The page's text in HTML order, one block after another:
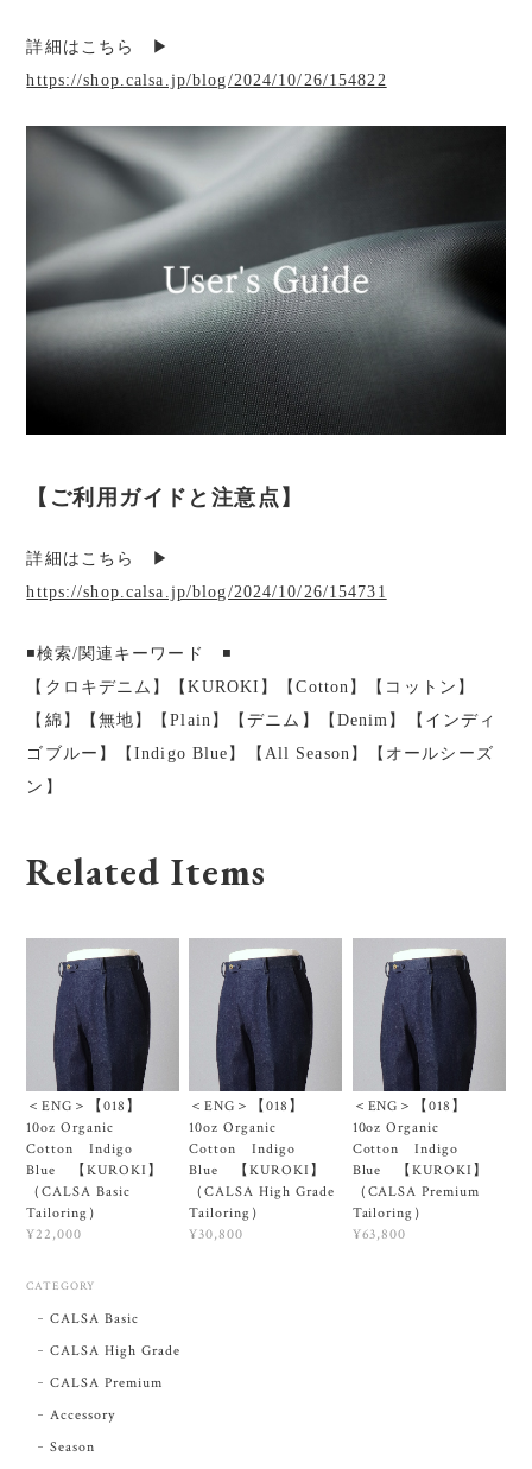
詳細はこちら ▶︎
https://shop.calsa.jp/blog/2024/10/26/154822
【ご利用ガイドと注意点】
詳細はこちら ▶︎
https://shop.calsa.jp/blog/2024/10/26/154731
◾️検索/関連キーワード ◾️
【クロキデニム】【KUROKI】【Cotton】【コットン】
【綿】【無地】【Plain】【デニム】【Denim】【インディ
ゴブルー】【Indigo Blue】【All Season】【オールシーズ
ン】
Related Items
＜ENG＞【018】
10oz Organic
Cotton Indigo
Blue 【KUROKI】
（CALSA Basic
Tailoring）
¥22,000
＜ENG＞【018】
10oz Organic
Cotton Indigo
Blue 【KUROKI】
（CALSA High Grade
Tailoring）
¥30,800
＜ENG＞【018】
10oz Organic
Cotton Indigo
Blue 【KUROKI】
（CALSA Premium
Tailoring）
¥63,800
CATEGORY
CALSA Basic
CALSA High Grade
CALSA Premium
Accessory
Season